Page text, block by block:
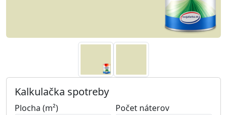
Kalkulačka spotreby
Plocha (m²) Počet náterov